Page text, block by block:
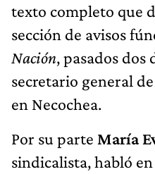
texto completo que
sección de avisos
Nación, pasados
secretario general
en Necochea.
Por su parte María
sindicalista, habló